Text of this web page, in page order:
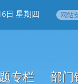
6日 星期四
专栏 部门